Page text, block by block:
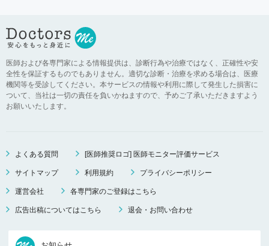
医師および各専門家による情報提供は、診断行為や治療ではなく、正確性や安
全性を保証するものでもありません。適切な診断・治療を求める場合は、医療
機関等を受診してください。本サービスの情報や利用に際して発生した損害に
ついて、当社は一切の責任を負いかねますので、予めご了承いただきますよう
お願いいたします。
よくある質問 [医師推奨ロゴ] 医師モニター評価サービス
サイトマップ 利用規約 プライバシーポリシー
運営会社 各専門家のご登録はこちら
広告出稿についてはこちら 退会・お問い合わせ